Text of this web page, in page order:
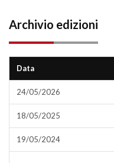
Archivio edizioni
Data
24/05/2026
18/05/2025
19/05/2024